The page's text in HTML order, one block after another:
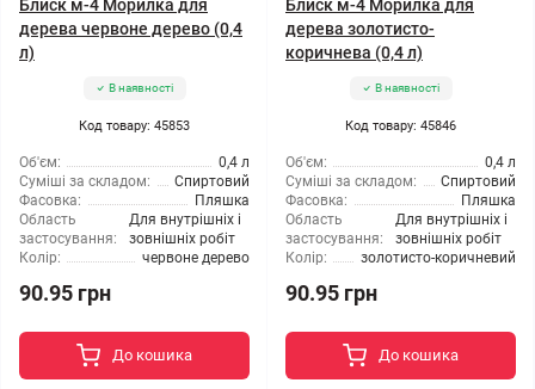
Блиск м-4 Морилка для
дерева червоне дерево (0,4
л)
В наявності
Код товару: 45853
Об'єм:
0,4 л
Суміші за складом:
Спиртовий
Фасовка:
Пляшка
Область
застосування:
Для внутрішніх і
зовнішніх робіт
Колір:
червоне дерево
90.95 грн
До кошика
Блиск м-4 Морилка для
дерева золотисто-
коричнева (0,4 л)
В наявності
Код товару: 45846
Об'єм:
0,4 л
Суміші за складом:
Спиртовий
Фасовка:
Пляшка
Область
застосування:
Для внутрішніх і
зовнішніх робіт
Колір:
золотисто-коричневий
90.95 грн
До кошика